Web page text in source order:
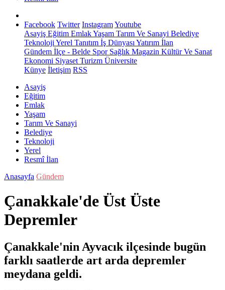
Facebook Twitter InstagramYoutube
Asayiş Eğitim EmlakYaşam Tarım Ve Sanayi Belediye
Teknoloji Yerel Tanıtım İş Dünyası Yatırım İlan
Gündem İlçe - Belde SporSağlık Magazin Kültür Ve Sanat
Ekonomi Siyaset Turizm Üniversite
Künye İletişim RSS
Asayiş
Eğitim
Emlak
Yaşam
Tarım Ve Sanayi
Belediye
Teknoloji
Yerel
Resmî İlan
Anasayfa Gündem
Çanakkale'de Üst Üste
Depremler
Çanakkale'nin Ayvacık ilçesinde bugün
farklı saatlerde art arda depremler
meydana geldi.